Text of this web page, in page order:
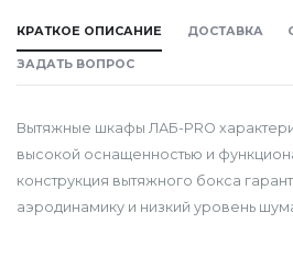
КРАТКОЕ ОПИСАНИЕ ДОСТАВКА
ЗАДАТЬ ВОПРОС
Вытяжные шкафы ЛАБ-PRO
высокой оснащенностью и
конструкция вытяжного бокса
аэродинамику и низкий уровень